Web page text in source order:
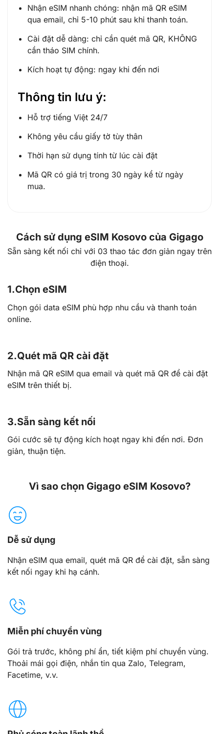
Nhận eSIM nhanh chóng: nhận mã QR eSIM
qua email, chỉ 5-10 phút sau khi thanh toán.
Cài đặt dễ dàng: chỉ cần quét mã QR, KHÔNG
cần tháo SIM chính.
Kích hoạt tự động: ngay khi đến nơi
Thông tin lưu ý:
Hỗ trợ tiếng Việt 24/7
Không yêu cầu giấy tờ tùy thân
Thời hạn sử dụng tính từ lúc cài đặt
Mã QR có giá trị trong 30 ngày kể từ ngày
mua.
Cách sử dụng eSIM Kosovo của Gigago
Sẵn sàng kết nối chỉ với 03 thao tác đơn giản ngay trên
điện thoại.
1.Chọn eSIM
Chọn gói data eSIM phù hợp nhu cầu và thanh toán
online.
2.Quét mã QR cài đặt
Nhận mã QR eSIM qua email và quét mã QR để cài đặt
eSIM trên thiết bị.
3.Sẵn sàng kết nối
Gói cước sẽ tự động kích hoạt ngay khi đến nơi. Đơn
giản, thuận tiện.
Vì sao chọn Gigago eSIM Kosovo?
Dễ sử dụng
Nhận eSIM qua email, quét mã QR để cài đặt, sẵn sàng
kết nối ngay khi hạ cánh.
Miễn phí chuyển vùng
Gói trả trước, không phí ẩn, tiết kiệm phí chuyển vùng.
Thoải mái gọi điện, nhắn tin qua Zalo, Telegram,
Facetime, v.v.